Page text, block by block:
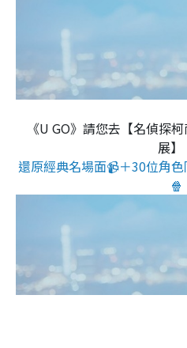
《U GO》請您去【名偵探
展】
還原經典名場面📹＋30位角
🍿